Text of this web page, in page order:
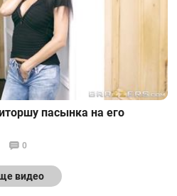
пасынка на его
0
видео